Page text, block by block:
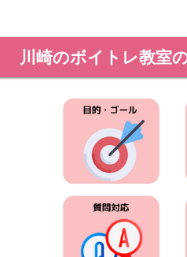
川崎のボイトレ教室